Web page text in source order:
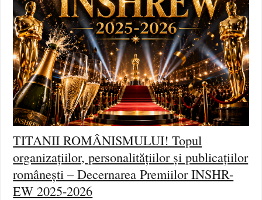
TITANII ROMÂNISMULUI! Topul
organizațiilor, personalitățiilor și publicațiilor
românești – Decernarea Premiilor INSHR-
EW 2025-2026